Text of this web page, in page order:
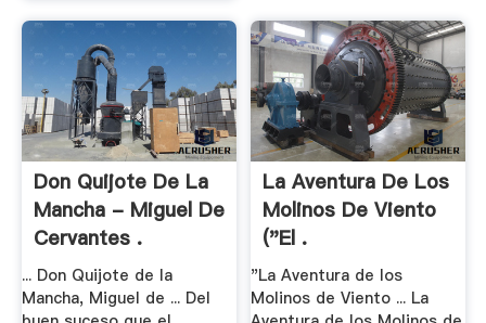
Don Quijote De La
Mancha - Miguel De
Cervantes .
... Don Quijote de la
Mancha, Miguel de ... Del
La Aventura De Los
Molinos De Viento
("El .
"La Aventura de los
Molinos de Viento ... La